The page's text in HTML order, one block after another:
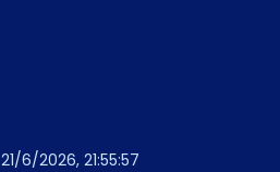
21/6/2026, 21:55:57